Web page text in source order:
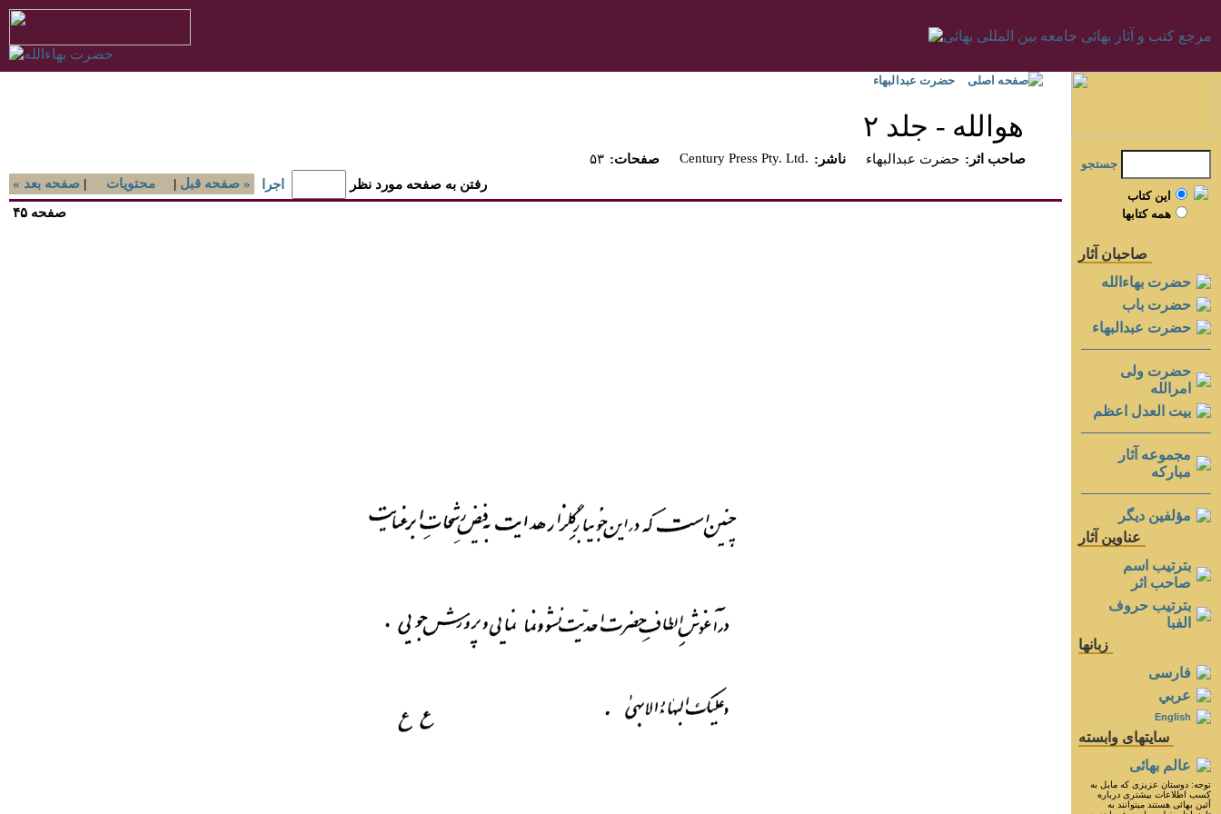
صفحه اصلی حضرت عبدالبهاء
هوالله - جلد ۲
۵۳ :صفحات Century Press Pty. Ltd. :ناشر حضرت عبدالبهاء
:صاحب اثر
« صفحه بعد | محتويات | صفحه قبل » رفتن به صفحه مورد نظر
اجرا
جستجو
اين کتاب
همه کتابها
صاحبان آثار
حضرت بهاءالله
حضرت باب
حضرت عبدالبهاء
حضرت ولی
امرالله
بيت العدل اعظم
مجموعه آثار
مباركه
مؤلفين ديگر
عناوين آثار
بترتيب اسم
صاحب اثر
بترتيب حروف
الفبا
زبانها
فارسی
عربي
English
سايتهای وابسته
عالم بهائی
توجه: دوستان عزيزى كه مايل به
كسب اطلاعات بيشترى درباره
آئين بهائى هستند ميتوانند به